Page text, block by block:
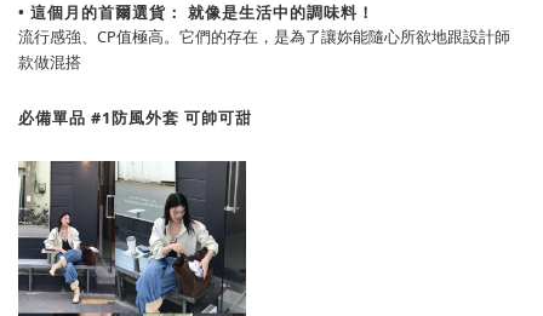
• 這個月的首爾選貨： 就像是生活中的調味料！
流行感強、CP值極高。它們的存在，是為了讓妳能隨心所欲地跟設計師
款做混搭
必備單品 #1防風外套 可帥可甜